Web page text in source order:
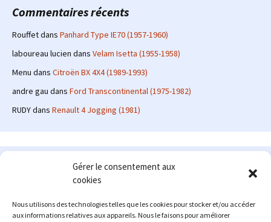
Gérer le consentement aux
cookies
Nous utilisons des technologies telles que les cookies pour stocker et/ou accéder
aux informations relatives aux appareils. Nous le faisons pour améliorer
Commentaires récents
Rouffetdans Panhard Type IE70 (1957-1960)
laboureau lucien dans Velam Isetta (1955-1958)
Menu dans Citroën BX 4X4 (1989-1993)
andre gau dans Ford Transcontinental (1975-1982)
RUDYdans Renault 4 Jogging (1981)
Le site en quelques mots
: passionné d'automobile ancienne depuis de
internet à partir de 2009 au travers d'un blog qui a connu un relatif